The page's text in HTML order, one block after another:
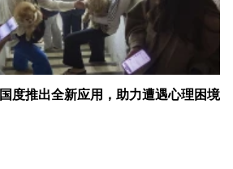
度推出全新应用，助力遭遇心理困境